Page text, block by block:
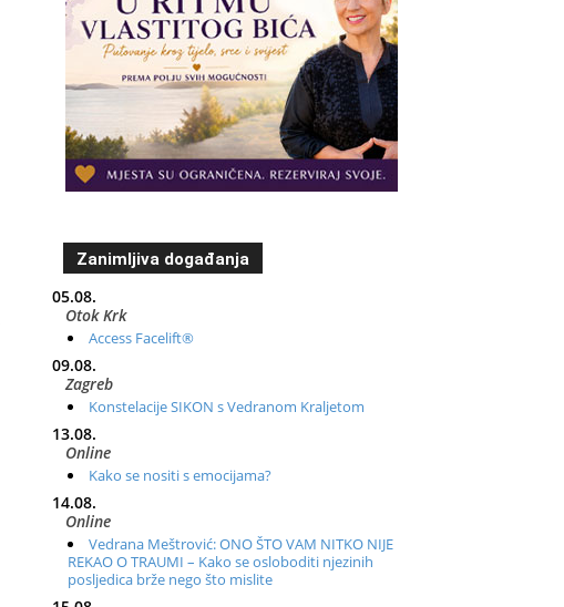
Zanimljiva događanja
05.08.
Otok Krk
Access Facelift®
09.08.
Zagreb
Konstelacije SIKON s Vedranom Kraljetom
13.08.
Online
Kako se nositi s emocijama?
14.08.
Online
Vedrana Meštrović: ONO ŠTO VAM NITKO NIJE
REKAO O TRAUMI – Kako se osloboditi njezinih
posljedica brže nego što mislite